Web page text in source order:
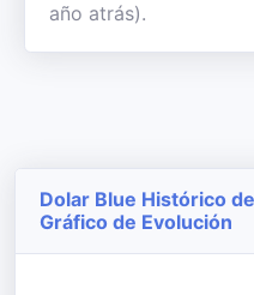
año atrás).
Dolar Blue Histórico
Gráfico de Evolución